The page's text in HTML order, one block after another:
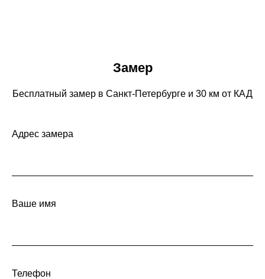
Бесплатный замер в Санкт-Петербурге и 30 км от КАД
Ваше имя
Телефон